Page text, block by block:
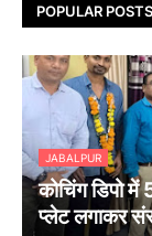
POPULAR POSTS
JABALPUR
कोचिंग डिपो
प्लेट लगाकर